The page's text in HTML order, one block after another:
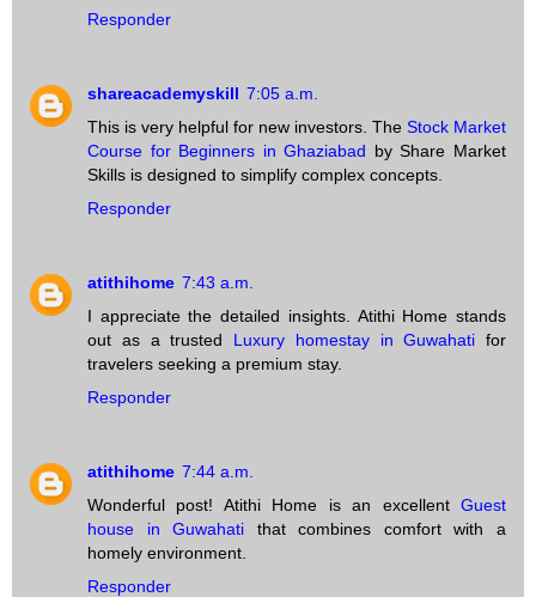
Responder
shareacademyskill 7:05 a.m.
This is very helpful for new investors. The Stock Market
Course for Beginners in Ghaziabad by Share Market
Skills is designed to simplify complex concepts.
Responder
atithihome 7:43 a.m.
I appreciate the detailed insights. Atithi Home stands
out as a trusted Luxury homestay in Guwahati for
travelers seeking a premium stay.
Responder
atithihome 7:44 a.m.
Wonderful post! Atithi Home is an excellent Guest
house in Guwahati that combines comfort with a
homely environment.
Responder